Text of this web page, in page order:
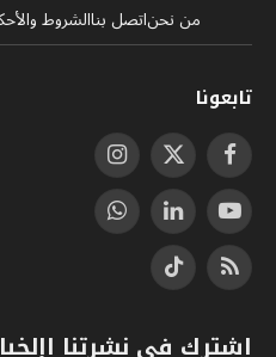
من نحناتصل بناالشروط
تابعونا
فيسبوكX
(Twitter)
الانستغرام
يوتيوب لينكدإنواتساب
RSS
تيكتوك
اشترك في نشرتنا